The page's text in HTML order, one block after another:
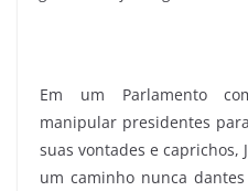
Em um Parlamento
manipular presidentes
suas vontades e
um caminho nunca